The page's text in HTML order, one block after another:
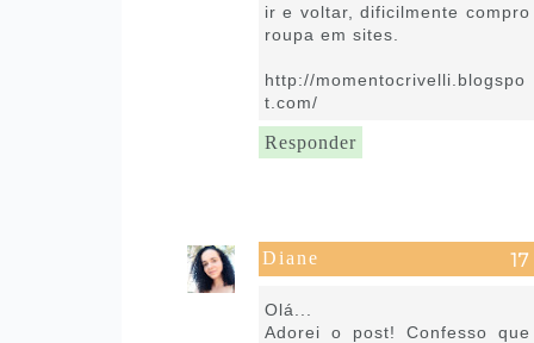
ir e voltar, dificilmente compro
roupa em sites.
http://momentocrivelli.blogspo
t.com/
Responder
Diane
Olá...
Adorei o post! Confesso que